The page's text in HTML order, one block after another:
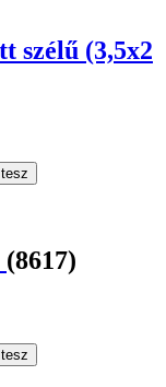
szélű (3,5x2
(8617)